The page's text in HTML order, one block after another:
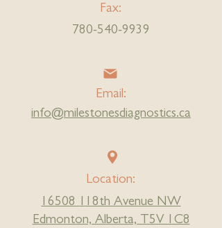
Fax:
780-540-9939
Email:
info@milestonesdiagnostics.ca
Location:
16508118th Avenue NW
Edmonton, Alberta, T5V 1C8